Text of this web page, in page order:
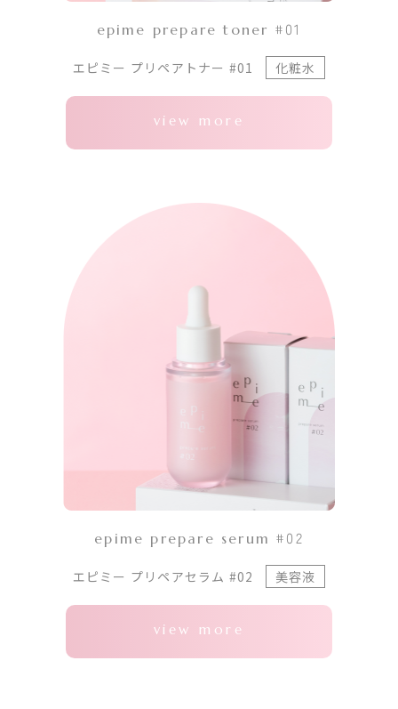
epime prepare toner #01
エピミー プリペアトナー #01 化粧水
view more
epime prepare serum #02
エピミー プリペアセラム #02 美容液
view more